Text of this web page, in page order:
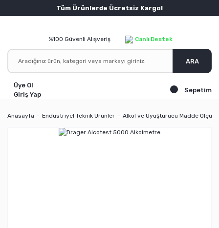
Tüm Ürünlerde Ücretsiz Kargo!
%100 Güvenli Alışveriş Canlı Destek
ARA
Üye Ol
Giriş Yap
Sepetim
Anasayfa Endüstriyel Teknik Ürünler Alkol ve Uyuşturucu Madde Ölçüm